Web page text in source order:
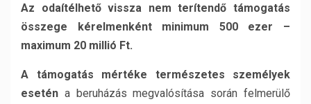
Az odaítélhető vissza nem terítendő támogatás
összege kérelmenként minimum 500 ezer –
maximum 20 millió Ft.
A támogatás mértéke természetes személyek
esetén a beruházás megvalósítása során felmerülő